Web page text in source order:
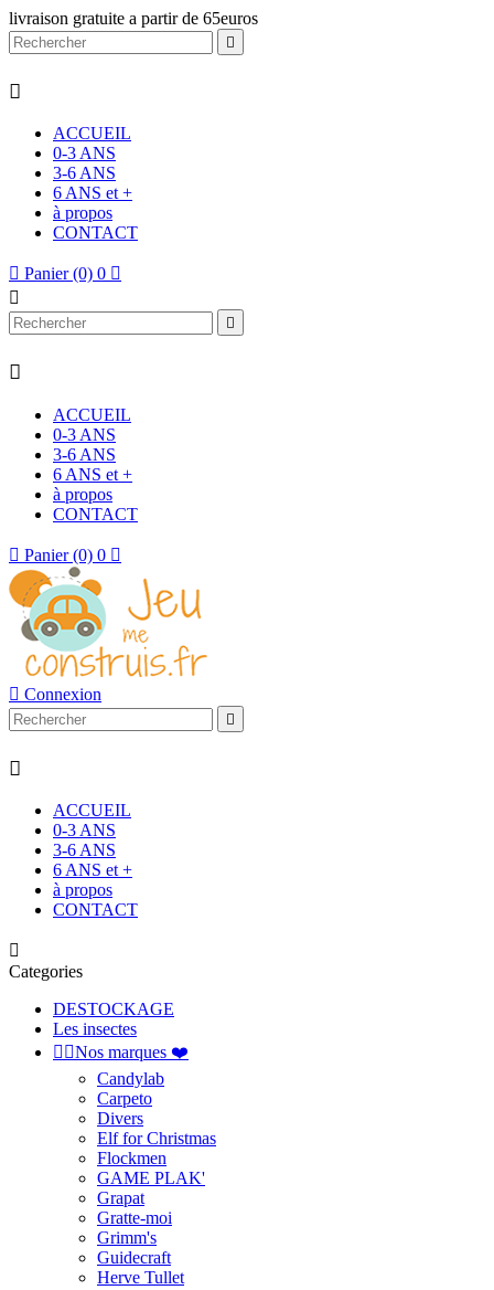
livraison gratuite a partir de 65euros


ACCUEIL
0-3 ANS
3-6 ANS
6 ANS et +
à propos
CONTACT
 Panier (0) 0 



ACCUEIL
0-3 ANS
3-6 ANS
6 ANS et +
à propos
CONTACT
 Panier (0) 0 
 Connexion


ACCUEIL
0-3 ANS
3-6 ANS
6 ANS et +
à propos
CONTACT

Categories
DESTOCKAGE
Les insectes
 Nos marques ❤️
Candylab
Carpeto
Divers
Elf for Christmas
Flockmen
GAME PLAK'
Grapat
Gratte-moi
Grimm's
Guidecraft
Herve Tullet